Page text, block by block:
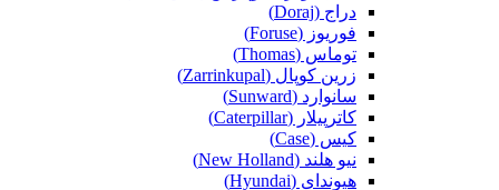
دراج (Doraj)
فوریوز (Foruse)
توماس (Thomas)
زرین کوپال (Zarrinkupal)
سانوارد (Sunward)
کاترپیلار (Caterpillar)
کیس (Case)
نیو هلند (New Holland)
هیوندای (Hyundai)